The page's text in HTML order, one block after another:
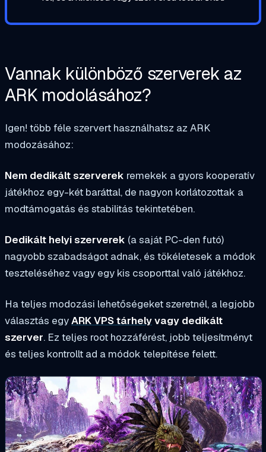
Vannak különböző szerverek az
ARK modolásához?
Igen! több féle szervert használhatsz az ARK
modozásához:
Nem dedikált szerverek remekek a gyors kooperatív
játékhoz egy-két baráttal, de nagyon korlátozottak a
modtámogatás és stabilitás tekintetében.
Dedikált helyi szerverek (a saját PC-den futó)
nagyobb szabadságot adnak, és tökéletesek a módok
teszteléséhez vagy egy kis csoporttal való játékhoz.
Ha teljes modozási lehetőségeket szeretnél, a legjobb
választás egyARK VPS tárhelyvagy dedikált
szerver. Ez teljes root hozzáférést, jobb teljesítményt
és teljes kontrollt ad a módok telepítése felett.